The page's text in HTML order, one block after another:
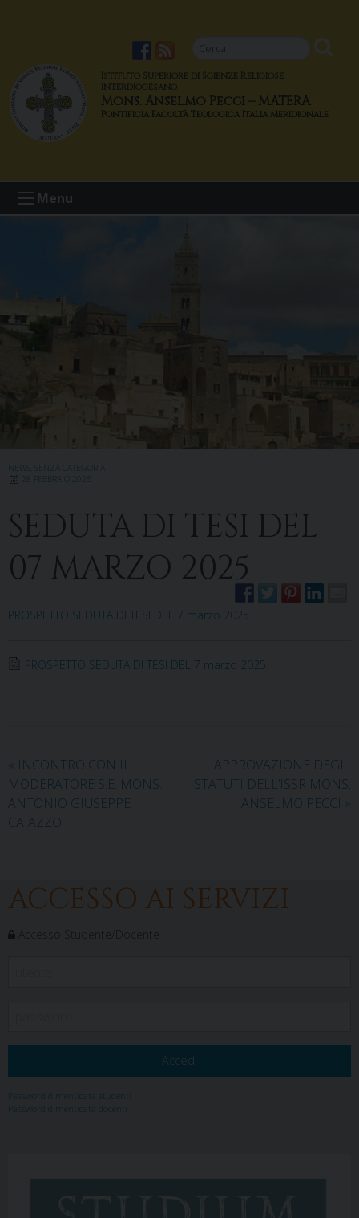
t
n
Istituto Superiore di Scienze Religiose
Interdiocesano
Mons. Anselmo Pecci – MATERA
Menu
NEWS
SENZA CATEGORIA
28 FEBBRAIO 2025
SEDUTA DI TESI DEL
07 MARZO 2025
PROSPETTO SEDUTA DI TESI DEL 7 marzo 2025
PROSPETTO SEDUTA DI TESI DEL 7 marzo 2025
« INCONTRO CON IL
MODERATORE S.E. MONS.
ANTONIO GIUSEPPE
CAIAZZO
APPROVAZIONE DEGLI
STATUTI DELL’ISSR MONS.
ANSELMO PECCI »
ACCESSO AI SERVIZI
Password dimenticata studenti
Password dimenticata docenti